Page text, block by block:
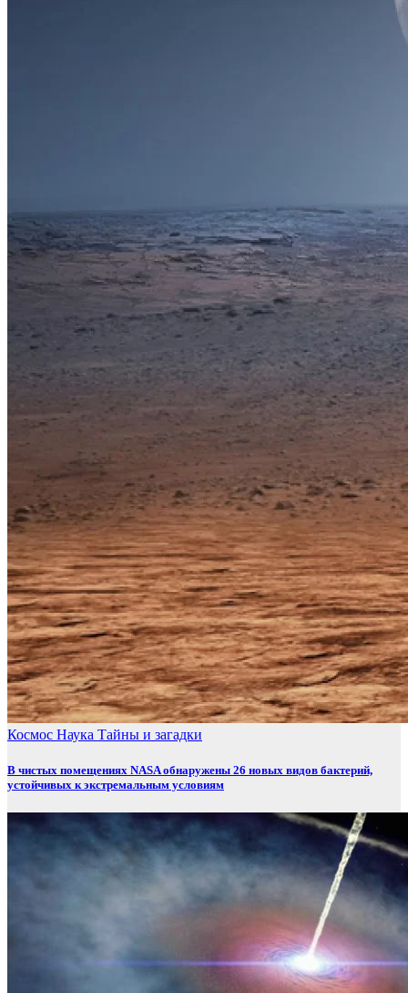
Космос Наука Тайны и загадки
В чистых помещениях NASA обнаружены 26 новых видов бактерий,
устойчивых к экстремальным условиям